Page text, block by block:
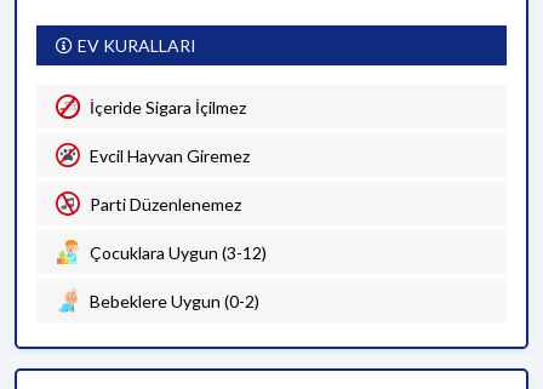
EV KURALLARI
İçeride Sigara İçilmez
Evcil Hayvan Giremez
Parti Düzenlenemez
Çocuklara Uygun (3-12)
Bebeklere Uygun (0-2)